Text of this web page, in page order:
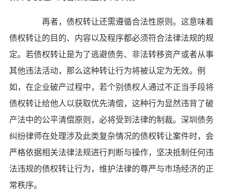
再者，债权转让还需遵循合法性原则。这意味着
债权转让的目的、内容以及程序都必须符合法律法规的规
定。若债权转让是为了逃避债务、非法转移资产或者从事
其他违法活动，那么这种转让行为将被认定为无效。例
如，在企业破产过程中，若个别债权人通过不正当手段将
债权转让给他人以获取优先清偿，这种行为显然违背了破
产法中的公平清偿原则，必将受到法律的制裁。深圳债务
纠纷律师在处理涉及此类复杂情况的债权转让案件时，会
严格依据相关法律法规进行判断与操作，坚决抵制任何违
法违规的债权转让行为，维护法律的尊严与市场经济的正
常秩序。